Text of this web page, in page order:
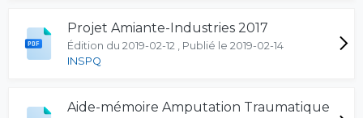
Projet Amiante-Industries 2017
Édition du 2019-02-12 , Publié le 2019-02-14
INSPQ
Aide-mémoire Amputation Traumatique